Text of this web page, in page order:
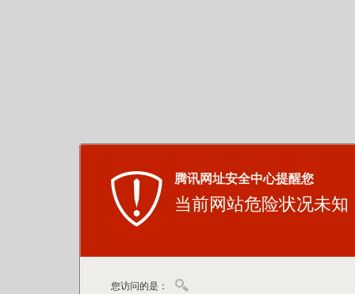
腾讯网址安全中心提醒您
当前网站危险状况未知
您访问的是：